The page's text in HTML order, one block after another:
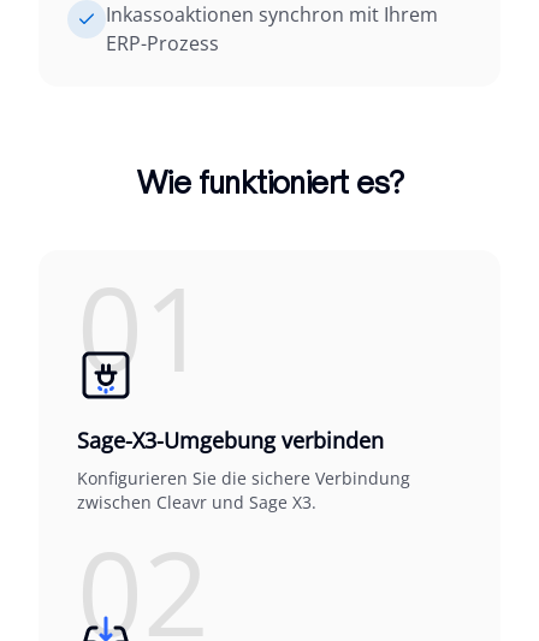
Inkassoaktionen synchron mit Ihrem
ERP-Prozess
Wie funktioniert es?
01
Sage-X3-Umgebung verbinden
Konfigurieren Sie die sichere Verbindung
zwischen Cleavr und Sage X3.
02